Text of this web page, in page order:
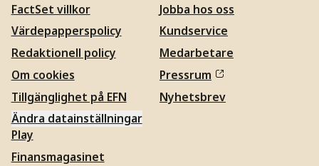
FactSet villkor
Värdepapperspolicy
Redaktionell policy
Om cookies
Tillgänglighet på EFN
Ändra datainställningar
Jobba hos oss
Kundservice
Medarbetare
Pressrum
Nyhetsbrev
Play
Finansmagasinet